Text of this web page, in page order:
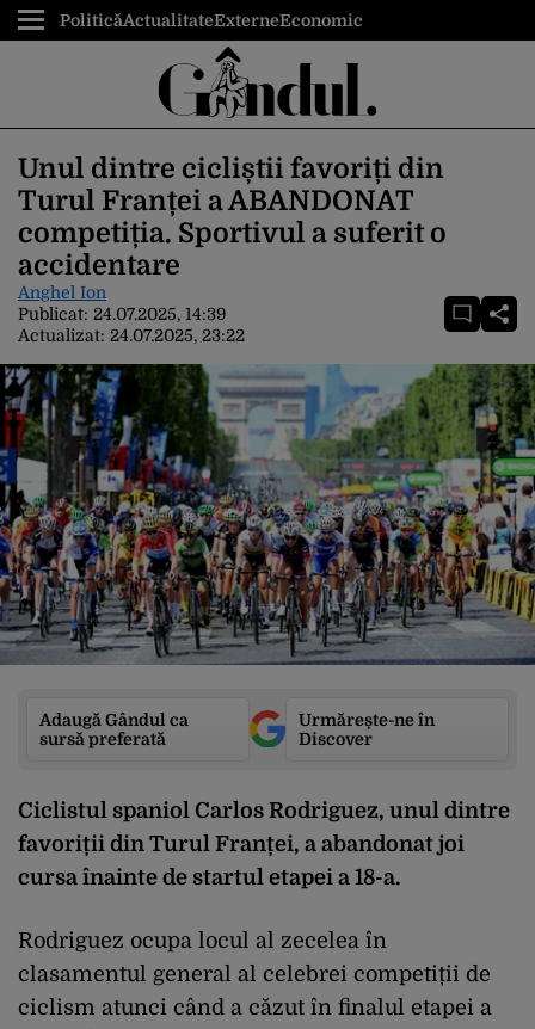
PoliticăActualitateExterneEconomic
Unul dintre cicliștii favoriți din
Turul Franței a ABANDONAT
competiția. Sportivul a suferit o
accidentare
Anghel Ion
Publicat: 24.07.2025, 14:39
Actualizat: 24.07.2025, 23:22
Adaugă Gândul ca
sursă preferată
Urmărește-ne în
Discover
Ciclistul spaniol Carlos Rodriguez, unul dintre
favoriții din Turul Franței, a abandonat joi
cursa înainte de startul etapei a 18-a.
Rodriguez ocupa locul al zecelea în
clasamentul general al celebrei competiții de
ciclism atunci când a căzut în finalul etapei a